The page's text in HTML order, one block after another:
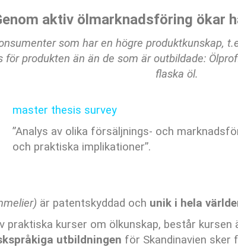
aktiv ölmarknadsföring ökar
som har en högre produktkunskap,
produkten än än de som är outbildade:
flaska öl.
master thesis survey
”Analys av olika försäljnings- och
och praktiska implikationer”.
är patentskyddad och unik i hela
praktiska kurser om ölkunskap, består
utbildningen för Skandinavien sker